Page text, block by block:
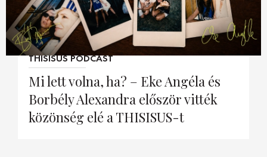
PÁRKAPCSOLAT
DECOR
Hírek
Trendek
Szobák
HOROSZKÓP
BUSINESS
Mi lett volna, ha? – Eke Angéla és
Borbély Alexandra először vitték
közönség elé a THISISUS-t
2026. augusztus 06.
THISISUS PODCAST